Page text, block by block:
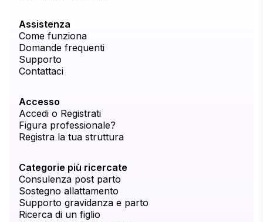
Assistenza
Come funziona
Domande frequenti
Supporto
Contattaci
Accesso
Accedi o Registrati
Figura professionale?
Registra la tua struttura
Categorie più ricercate
Consulenza post parto
Sostegno allattamento
Supporto gravidanza e parto
Ricerca di un figlio